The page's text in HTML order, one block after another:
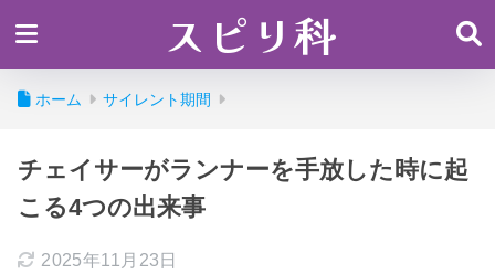
スピリ科
ホーム サイレント期間
チェイサーがランナーを手放した時に起
こる4つの出来事
2025年11月23日